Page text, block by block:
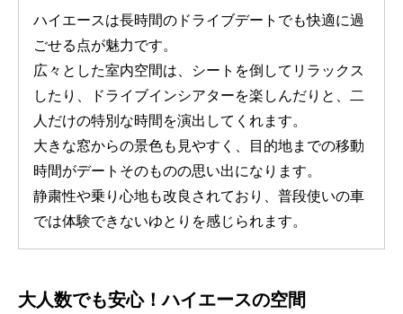
ハイエースは長時間のドライブデートでも快適に過
ごせる点が魅力です。
広々とした室内空間は、シートを倒してリラックス
したり、ドライブインシアターを楽しんだりと、二
人だけの特別な時間を演出してくれます。
大きな窓からの景色も見やすく、目的地までの移動
時間がデートそのものの思い出になります。
静粛性や乗り心地も改良されており、普段使いの車
では体験できないゆとりを感じられます。
大人数でも安心！ハイエースの空間